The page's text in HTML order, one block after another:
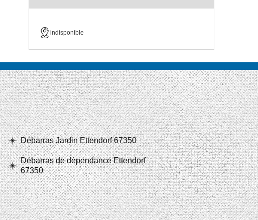
indisponible
Débarras Jardin Ettendorf 67350
Débarras de dépendance Ettendorf
67350